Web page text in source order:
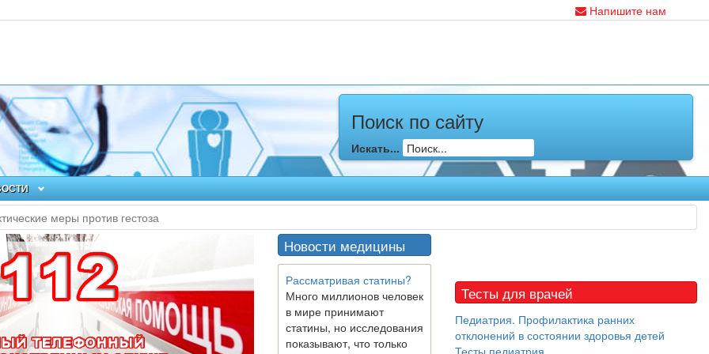
Напишите нам
Поиск по сайту
Искать...
меры против гестоза
Новости медицины
Рассматривая статины?
Много миллионов человек
в мире принимают
статины, но исследования
показывают, что только
Тесты для врачей
Педиатрия. Профилактика ранних
отклонений в состоянии здоровья детей
Тесты педиатрия